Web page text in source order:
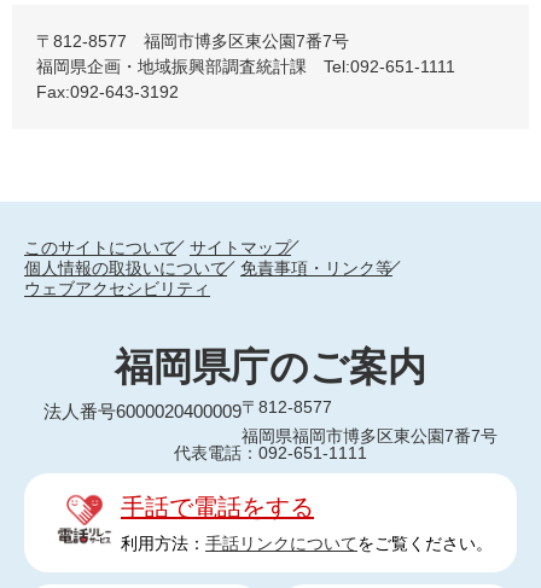
〒812-8577 福岡市博多区東公園7番7号
福岡県企画・地域振興部調査統計課 Tel:092-651-1111
Fax:092-643-3192
このサイトについて
サイトマップ
個人情報の取扱いについて
免責事項・リンク等
ウェブアクセシビリティ
福岡県庁のご案内
法人番号6000020400009〒812-8577
福岡県福岡市博多区東公園7番7号
代表電話：092-651-1111
手話で電話をする
利用方法： 手話リンクについてをご覧ください。